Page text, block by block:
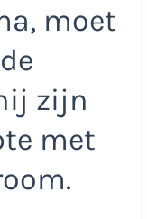
moet
zijn
met